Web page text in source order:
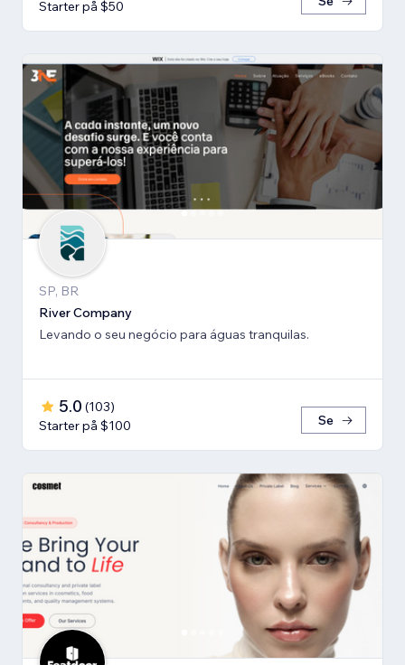
Starter på $50
SP, BR
River Company
Levando o seu negócio para águas tranquilas.
5.0 (103)
Starter på $100
Se